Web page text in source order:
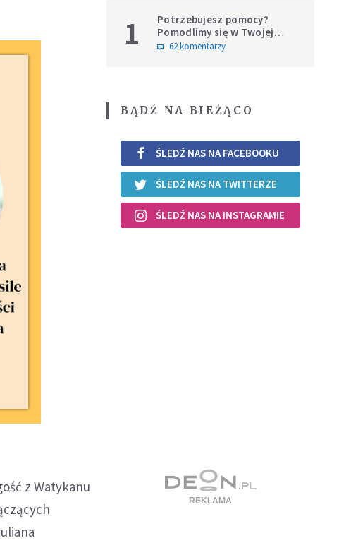
z Watykanu
1
Potrzebujesz pomocy?
Pomodlimy się w Twojej
intencji
62 komentarzy
BĄDŹ NA BIEŻĄCO
ŚLEDŹ NAS NA FACEBOOKU
ŚLEDŹ NAS NA TWITTERZE
ŚLEDŹ NAS NA INSTAGRAMIE